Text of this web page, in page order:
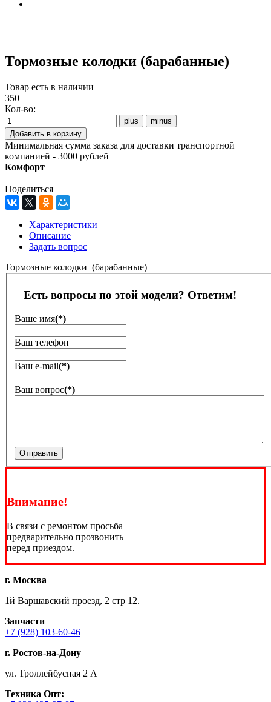
Тормозные колодки (барабанные)
Товар есть в наличии
350
Кол-во:
Минимальная сумма заказа для доставки транспортной
компанией - 3000 рублей
Комфорт
Поделиться
Характеристики
Описание
Задать вопрос
Тормозные колодки (барабанные)
Есть вопросы по этой модели? Ответим!
Ваше имя(*)
Ваш телефон
Ваш е-mail(*)
Ваш вопрос(*)
Отправить
Внимание!
В связи с ремонтом просьба
предварительно прозвонить
перед приездом.
г. Москва
1й Варшавский проезд, 2 стр 12.
Запчасти
+7 (928) 103-60-46
г. Ростов-на-Дону
ул. Троллейбусная 2 А
Техника Опт: